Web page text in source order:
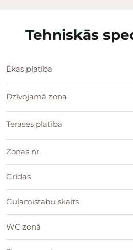
Tehniskās
Ēkas platība
Dzīvojamā zona
Terases platība
Zonas nr.
Grīdas
Guļamistabu skaits
WC zonā